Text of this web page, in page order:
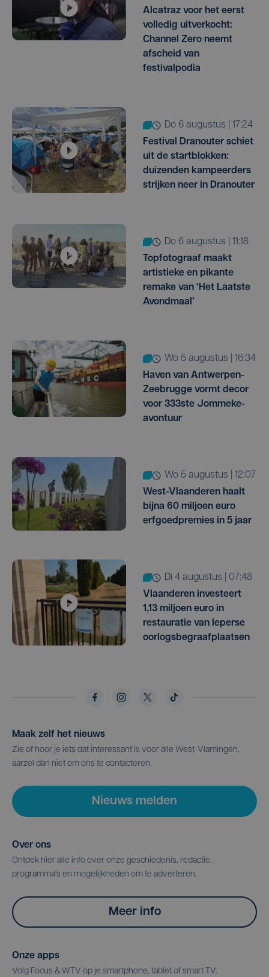
Alcatraz voor het eerst
volledig uitverkocht:
Channel Zero neemt
afscheid van
festivalpodia
do 6 augustus | 17:24
Festival Dranouter schiet
uit de startblokken:
duizenden kampeerders
strijken neer in Dranouter
do 6 augustus | 11:18
Topfotograaf maakt
artistieke en pikante
remake van ‘Het Laatste
Avondmaal’
wo 5 augustus | 16:34
Haven van Antwerpen-
Zeebrugge vormt decor
voor 333ste Jommeke-
avontuur
wo 5 augustus | 12:07
West-Vlaanderen haalt
bijna 60 miljoen euro
erfgoedpremies in 5 jaar
di 4 augustus | 07:48
Vlaanderen investeert
1,13 miljoen euro in
restauratie van Ieperse
oorlogsbegraafplaatsen
Maak zelf het nieuws
Zie of hoor je iets dat interessant is voor alle West-Vlamingen,
aarzel dan niet om ons te contacteren.
Nieuws melden
Over ons
Ontdek hier alle info over onze geschiedenis, redactie,
programma's en mogelijkheden om te adverteren.
Meer info
Onze apps
Volg Focus & WTV op je smartphone, tablet of smart TV.